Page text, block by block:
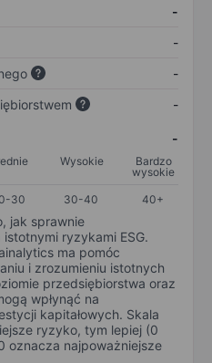
-
-
-
-
-
Wysokie
Bardzo
wysokie
30 30-40 40+
jak sprawnie
ryzykami ESG.
ma pomóc
i zrozumieniu istotnych
przedsiębiorstwa oraz
wpłynąć na
kapitałowych. Skala
ryzyko, tym lepiej (0
oznacza najpoważniejsze